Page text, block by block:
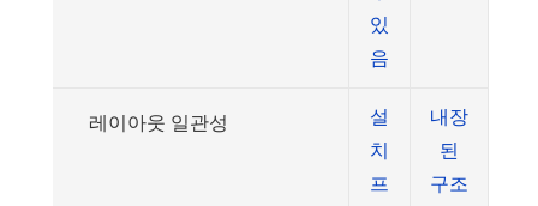
있
음
레이아웃 일관성
설
치
프
내장
된
구조